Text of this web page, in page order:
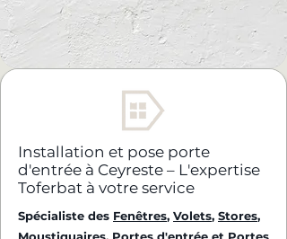
Installation et pose porte
d'entrée à Ceyreste – L'expertise
Toferbat à votre service
Spécialiste des Fenêtres, Volets, Stores,